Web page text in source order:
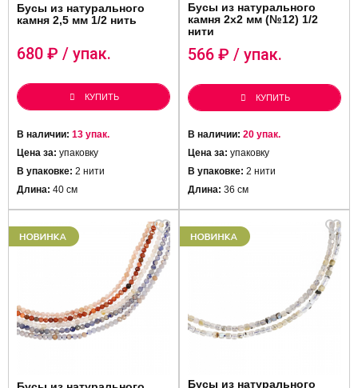
Бусы из натурального
камня 2,5 мм 1/2 нить
680 ₽ / упак.
КУПИТЬ
В наличии: 13 упак.
Цена за: упаковку
В упаковке: 2 нити
Длина: 40 см
Бусы из натурального
камня 2х2 мм (№12) 1/2
нити
566 ₽ / упак.
КУПИТЬ
В наличии: 20 упак.
Цена за: упаковку
В упаковке: 2 нити
Длина: 36 см
Бусы из натурального